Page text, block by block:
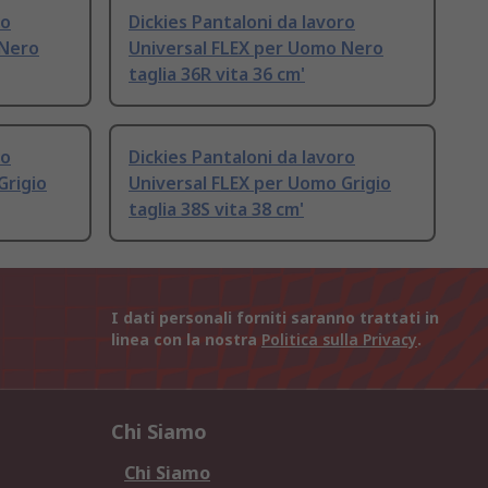
Dickies Pantaloni da lavoro
Universal FLEX per Uomo Nero
taglia 36R vita 36 cm'
Dickies Pantaloni da lavoro
Universal FLEX per Uomo Grigio
taglia 38S vita 38 cm'
I dati personali forniti saranno trattati in
linea con la nostra Politica sulla Privacy.
Chi Siamo
Chi Siamo